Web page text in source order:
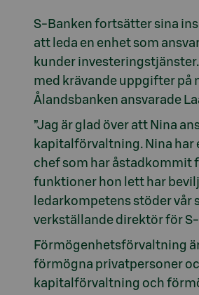
S-Banken fortsätter sina
att leda en enhet som
kunder
med krävande uppgifter på
Ålandsbanken ansvarade
”Jag är glad över att Nina
kapitalförvaltning. Nina har
chef som har åstadkommit
funktioner hon lett har
ledarkompetens stöder vår
verkställande direktör för
Förmögenhetsförvaltning
förmögna privatpersoner
kapitalförvaltning och